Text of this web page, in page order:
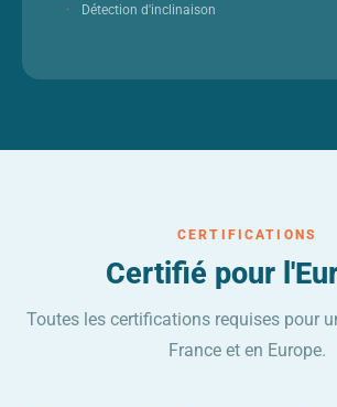
Détection d'inclinaison
CERTIFICATIONS
Certifié pour
Toutes les certifications requises pour
France et en Europe.